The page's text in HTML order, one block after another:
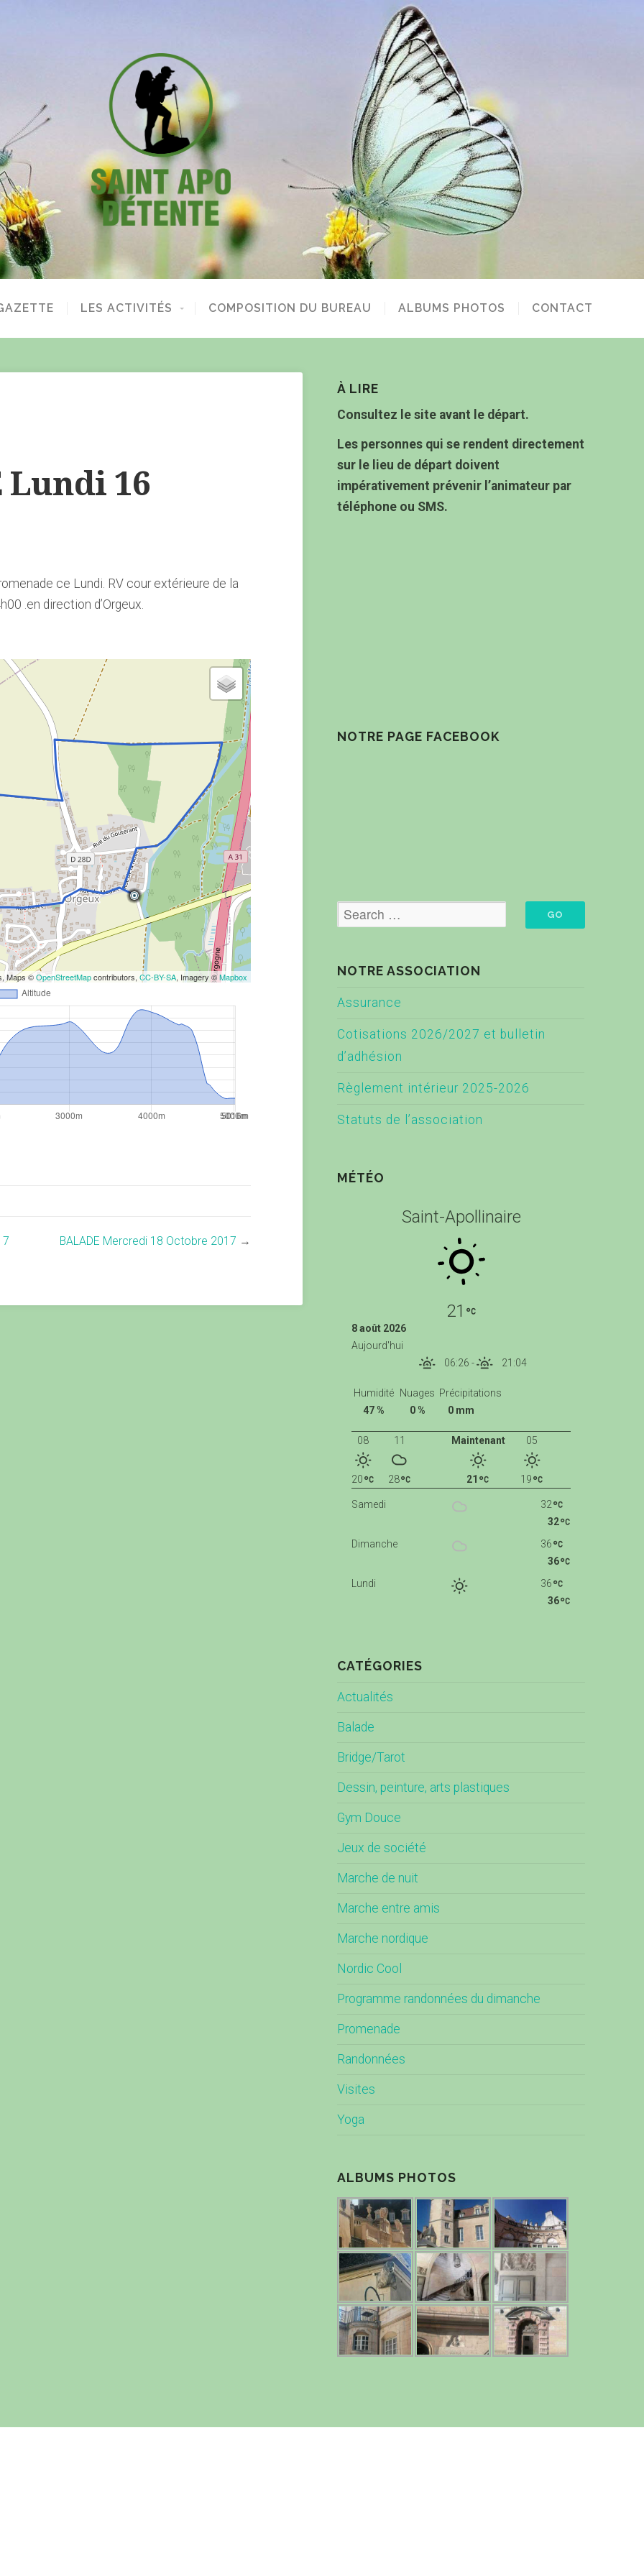
LES ACTIVITÉS COMPOSITION DU BUREAU ALBUMS PHOTOS CONTACT
Lundi 16
ce Lundi. RV cour extérieure de la
.en direction d’Orgeux.
Maps ©OpenStreetMapcontributors,CC-BY-SA, Imagery ©Mapbox
BALADE Mercredi 18 Octobre 2017 →
À LIRE
Consultez le site avant le départ.
Les personnes qui se rendent directement
sur le lieu de départ doivent
impérativement prévenir l’animateur par
téléphone ou SMS.
NOTRE PAGE FACEBOOK
NOTRE ASSOCIATION
Assurance
Cotisations 2026/2027 et bulletin
d’adhésion
Règlement intérieur 2025-2026
Statuts de l’association
MÉTÉO
Saint-Apollinaire
21
8 août 2026
Aujourd'hui
06:26 - 21:04
Humidité
47 %
Nuages
0 %
Précipitations
0 mm
Maintenant
21
05
19
08
20
11
28
Samedi
32
32
Dimanche
36
36
Lundi
36
36
CATÉGORIES
Actualités
Balade
Bridge/Tarot
Dessin, peinture, arts plastiques
Gym Douce
Jeux de société
Marche de nuit
Marche entre amis
Marche nordique
Nordic Cool
Programme randonnées du dimanche
Promenade
Randonnées
Visites
Yoga
ALBUMS PHOTOS